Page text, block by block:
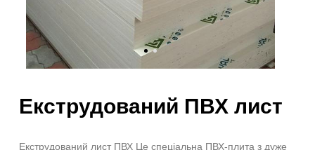
Екструдований ПВХ лист
Екструдований лист ПВХ Це спеціальна ПВХ-плита з дуже